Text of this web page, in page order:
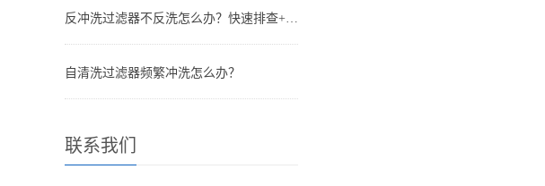
反冲洗过滤器不反洗怎么办？快速排查+解决全指南
自清洗过滤器频繁冲洗怎么办？
联系我们